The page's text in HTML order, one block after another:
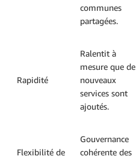
communes
partagées.
Rapidité
Ralentit à
mesure que de
nouveaux
services sont
ajoutés.
Flexibilité de
Gouvernance
cohérente des